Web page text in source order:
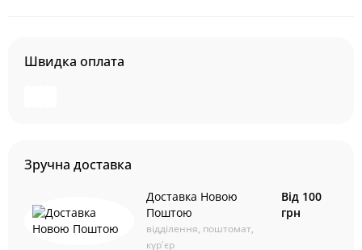
Швидка оплата
Зручна доставка
Доставка Новою
Поштою
відділення, поштомат,
кур'єр
Від 100
грн